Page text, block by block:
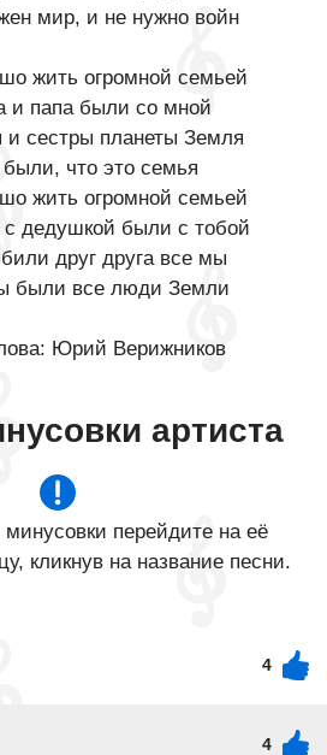
мир, и не нужно войн
жить огромной семьей
и папа были со мной
и сестры планеты Земля
что это семья
жить огромной семьей
дедушкой были с тобой
друг друга все мы
были все люди Земли
Юрий Верижников
артиста
перейдите на её
кликнув на название песни.
4
4